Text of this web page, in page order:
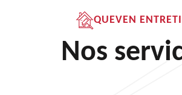
QUEVEN
Nos